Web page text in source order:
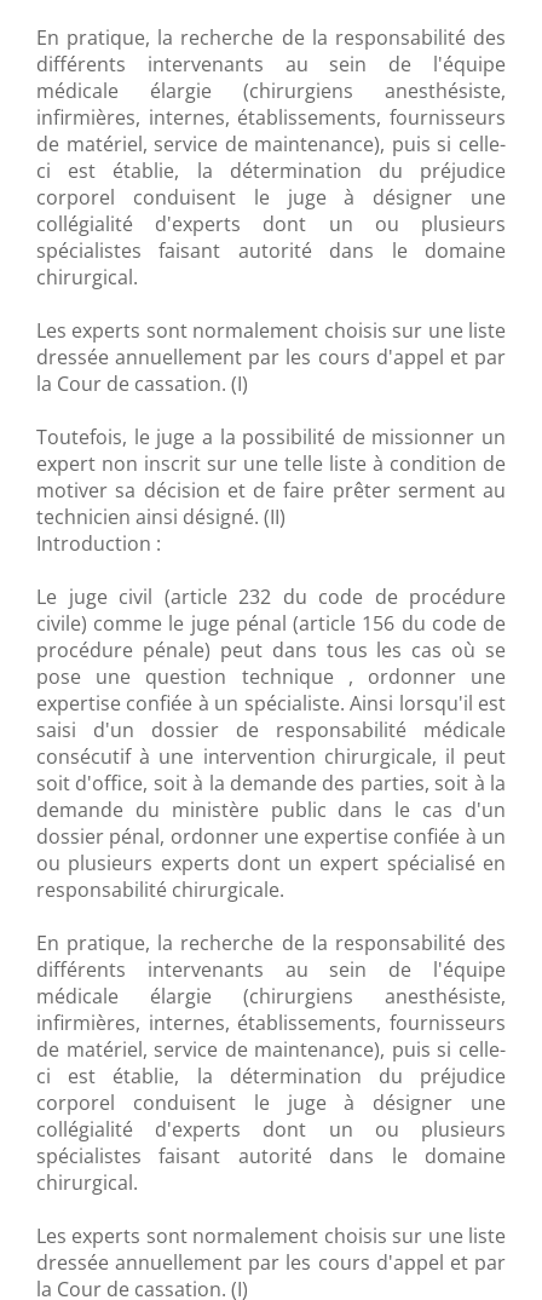
En pratique, la recherche de la responsabilité des
différents intervenants au sein de l'équipe
médicale élargie (chirurgiens anesthésiste,
infirmières, internes, établissements, fournisseurs
de matériel, service de maintenance), puis si celle-
ci est établie, la détermination du préjudice
corporel conduisent le juge à désigner une
collégialité d'experts dont un ou plusieurs
spécialistes faisant autorité dans le domaine
chirurgical.
Les experts sont normalement choisis sur une liste
dressée annuellement par les cours d'appel et par
la Cour de cassation. (I)
Toutefois, le juge a la possibilité de missionner un
expert non inscrit sur une telle liste à condition de
motiver sa décision et de faire prêter serment au
technicien ainsi désigné. (II)
Introduction :
Le juge civil (article 232 du code de procédure
civile) comme le juge pénal (article 156 du code de
procédure pénale) peut dans tous les cas où se
pose une question technique , ordonner une
expertise confiée à un spécialiste. Ainsi lorsqu'il est
saisi d'un dossier de responsabilité médicale
consécutif à une intervention chirurgicale, il peut
soit d'office, soit à la demande des parties, soit à la
demande du ministère public dans le cas d'un
dossier pénal, ordonner une expertise confiée à un
ou plusieurs experts dont un expert spécialisé en
responsabilité chirurgicale.
En pratique, la recherche de la responsabilité des
différents intervenants au sein de l'équipe
médicale élargie (chirurgiens anesthésiste,
infirmières, internes, établissements, fournisseurs
de matériel, service de maintenance), puis si celle-
ci est établie, la détermination du préjudice
corporel conduisent le juge à désigner une
collégialité d'experts dont un ou plusieurs
spécialistes faisant autorité dans le domaine
chirurgical.
Les experts sont normalement choisis sur une liste
dressée annuellement par les cours d'appel et par
la Cour de cassation. (I)